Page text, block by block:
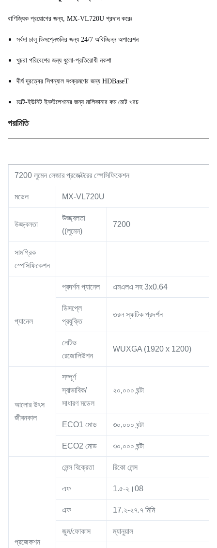
বাণিজ্যিক প্রয়োগের জন্য, MX-VL720U প্রদান করেঃ
সর্বদা চালু ডিসপ্লেগুলির জন্য 24/7 অবিচ্ছিন্ন অপারেশন
খুচরা পরিবেশের জন্য ধুলো-প্রতিরোধী নকশা
দীর্ঘ দূরত্বের সিগন্যাল সংক্রমণের জন্য HDBaseT
মাল্টি-ইউনিট ইনস্টলেশনের জন্য মালিকানার কম মোট খরচ
পরামিতি
7200 লুমেন লেজার প্রজেক্টরের স্পেসিফিকেশন
মডেল MX-VL720U
উজ্জ্বলতা
উজ্জ্বলতা
((লুমেন)
7200
সামগ্রিক
স্পেসিফিকেশন
প্যানেল
প্রদর্শন প্যানেল এমএলএ সহ 3x0.64
ডিসপ্লে
প্রযুক্তি
তরল স্ফটিক প্রদর্শন
নেটিভ
রেজোলিউশন
WUXGA (1920 x 1200)
আলোর উৎস
জীবনকাল
সম্পূর্ণ
স্বাভাবিক/
সাধারণ মডেল
২০,০০০ ঘন্টা
ECO1 মোড ৩০,০০০ ঘন্টা
ECO2 মোড ৩০,০০০ ঘন্টা
প্রজেকশন
লেন্স বিক্রেতা রিকো লেন্স
এফ 1.৫-২।08
এফ 17.২-২৭.৭ মিমি
জুম/ফোকাস ম্যানুয়াল